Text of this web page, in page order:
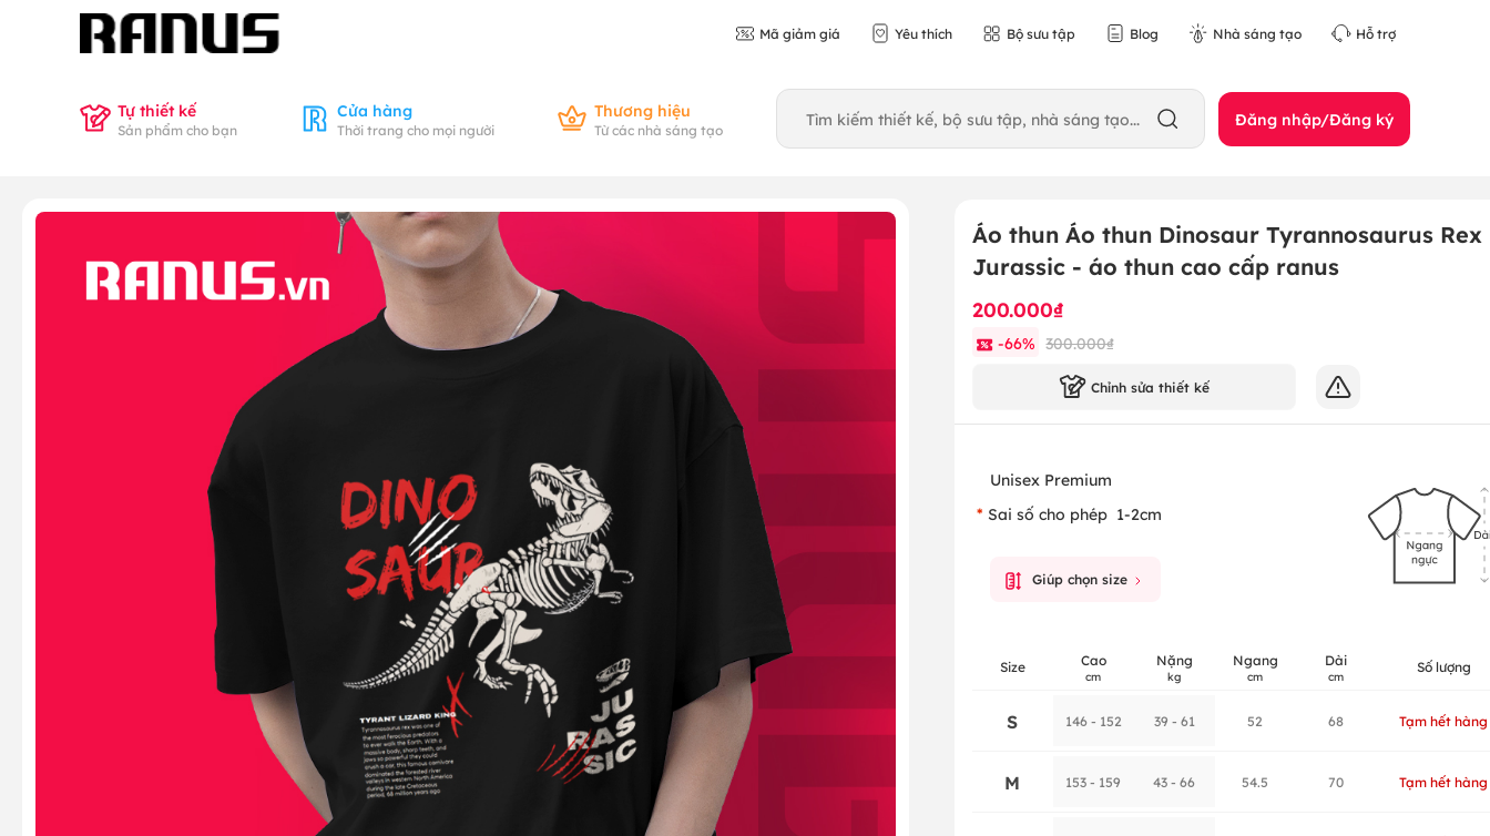
Mã giảm giá Yêu thích Bộ sưu tập Blog Nhà sáng tạo Hỗ trợ
Tự thiết kế
Sản phẩm cho bạn
Cửa hàng
Thời trang cho mọi người
Thương hiệu
Từ các nhà sáng tạo Đăng nhập/Đăng ký
Áo thun Áo thun Dinosaur Tyrannosaurus Rex
Jurassic - áo thun cao cấp ranus
200.000₫
-66% 300.000₫
Chỉnh sửa thiết kế
Unisex Premium
Sai số cho phép 1-2cm
Giúp chọn size
Size Cao
cm
Nặng
kg
Ngang
cm
Dài
cm Số lượng
S 146 - 152 39 - 61 52 68 Tạm hết hàng
M 153 - 159 43 - 66 54.5 70 Tạm hết hàng